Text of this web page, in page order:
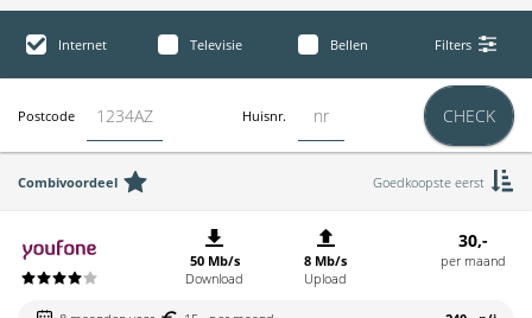
Internet Televisie Bellen Filters
Postcode Huisnr. CHECK
Combivoordeel Goedkoopste eerst
50 Mb/s
Download
8 Mb/s
Upload
30,-
per maand